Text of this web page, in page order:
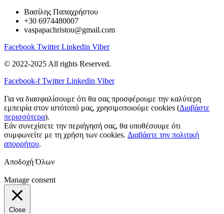
Βασίλης Παπαχρήστου
+30 6974480007
vaspapachristou@gmail.com
Facebook Twitter Linkedin Viber
© 2022-2025 All rights Reserved.
Facebook-f Twitter Linkedin Viber
Για να διασφαλίσουμε ότι θα σας προσφέρουμε την καλύτερη
εμπειρία στον ιστότοπό μας, χρησιμοποιούμε cookies (Διαβάστε
περισσότερα).
Εάν συνεχίσετε την περιήγησή σας, θα υποθέσουμε ότι
συμφωνείτε με τη χρήση των cookies. Διαβάστε την πολιτική
απορρήτου.
Αποδοχή Όλων
Manage consent
Close